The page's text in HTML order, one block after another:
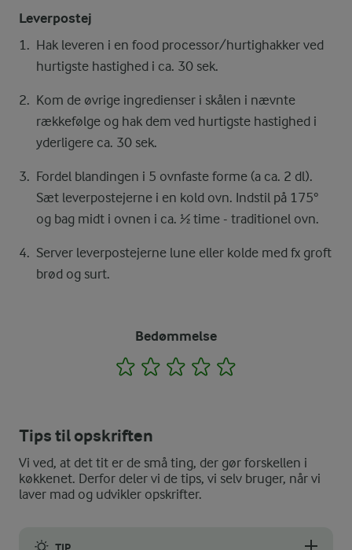
Leverpostej
Hak leveren i en food processor/hurtighakker ved
hurtigste hastighed i ca. 30 sek.
Kom de øvrige ingredienser i skålen i nævnte
rækkefølge og hak dem ved hurtigste hastighed i
yderligere ca. 30 sek.
Fordel blandingen i 5 ovnfaste forme (a ca. 2 dl).
Sæt leverpostejerne i en kold ovn. Indstil på 175°
og bag midt i ovnen i ca. ½ time - traditionel ovn.
Server leverpostejerne lune eller kolde med fx groft
brød og surt.
Bedømmelse
1 2 3 4
Tips til opskriften
Vi ved, at det tit er de små ting, der gør forskellen i
køkkenet. Derfor deler vi de tips, vi selv bruger, når vi
laver mad og udvikler opskrifter.